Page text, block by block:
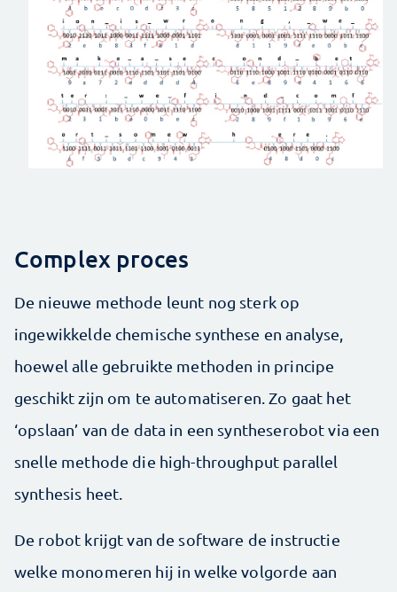
Complex proces
De nieuwe methode leunt nog sterk op
ingewikkelde chemische synthese en analyse,
hoewel alle gebruikte methoden in principe
geschikt zijn om te automatiseren. Zo gaat het
‘opslaan’ van de data in een syntheserobot via een
snelle methode die high-throughput parallel
synthesis heet.
De robot krijgt van de software de instructie
welke monomeren hij in welke volgorde aan